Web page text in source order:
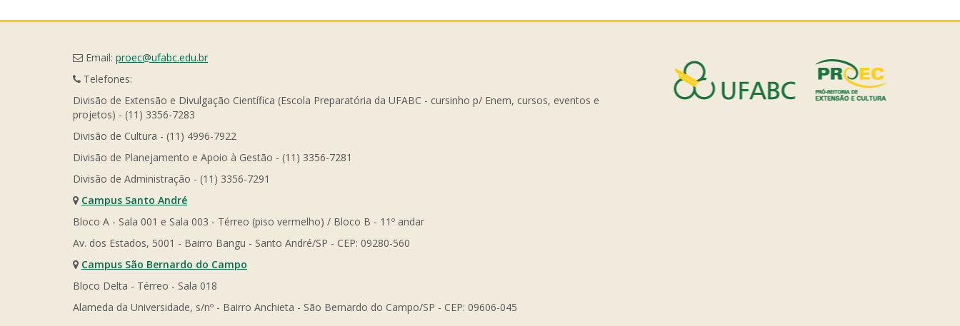
Email: proec@ufabc.edu.br
Telefones:
Divisão de Extensão e Divulgação Científica (Escola Preparatória da UFABC - cursinho p/ Enem, cursos, eventos e
projetos) - (11) 3356-7283
Divisão de Cultura - (11) 4996-7922
Divisão de Planejamento e Apoio à Gestão - (11) 3356-7281
Divisão de Administração - (11) 3356-7291
Campus Santo André
Bloco A - Sala 001 e Sala 003 - Térreo (piso vermelho) / Bloco B - 11º andar
Av. dos Estados, 5001 - Bairro Bangu - Santo André/SP - CEP: 09280-560
Campus São Bernardo do Campo
Bloco Delta - Térreo - Sala 018
Alameda da Universidade, s/nº - Bairro Anchieta - São Bernardo do Campo/SP - CEP: 09606-045